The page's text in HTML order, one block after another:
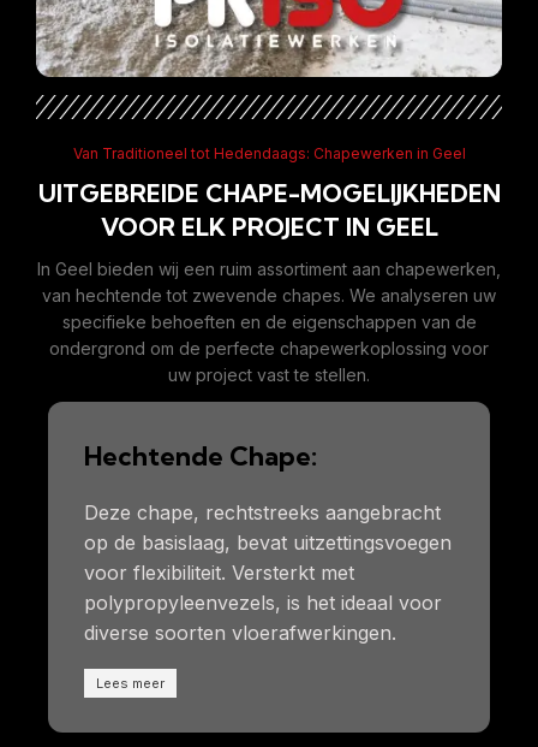
Van Traditioneel tot Hedendaags: Chapewerken in Geel
UITGEBREIDE CHAPE-MOGELIJKHEDEN
VOOR ELK PROJECT IN GEEL
In Geel bieden wij een ruim assortiment aan chapewerken,
van hechtende tot zwevende chapes. We analyseren uw
specifieke behoeften en de eigenschappen van de
ondergrond om de perfecte chapewerkoplossing voor
uw project vast te stellen.
Hechtende Chape:
Deze chape, rechtstreeks aangebracht
op de basislaag, bevat uitzettingsvoegen
voor flexibiliteit. Versterkt met
polypropyleenvezels, is het ideaal voor
diverse soorten vloerafwerkingen.
Lees meer